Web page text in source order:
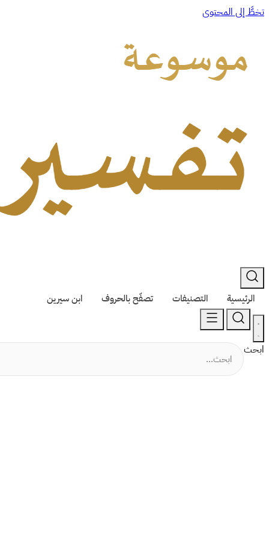
تخطَّ إلى المحتوى
الرئيسية التصنيفات تصفّح بالحروف ابن سيرين
ابحث